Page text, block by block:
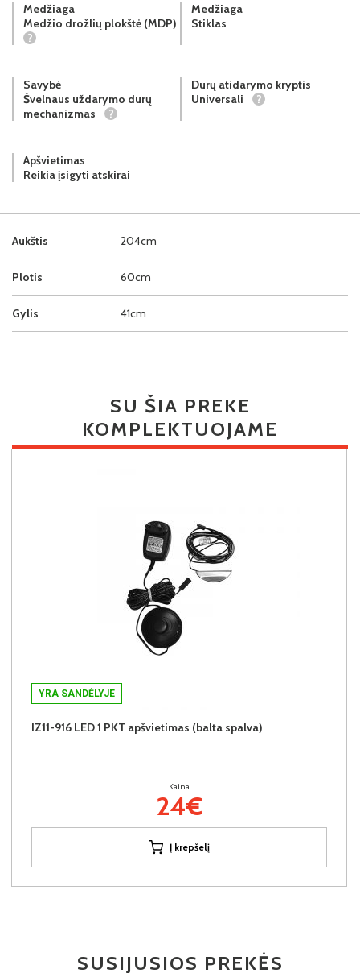
Aukštis 204cm
Plotis 60cm
Gylis 41cm
Medžiaga
Medžio drožlių plokštė (MDP)
?
Medžiaga
Stiklas
Savybė
Švelnaus uždarymo durų
mechanizmas
?
Durų atidarymo kryptis
Universali
?
Apšvietimas
Reikia įsigyti atskirai
SU ŠIA PREKE
KOMPLEKTUOJAME
YRA SANDĖLYJE
IZ11-916 LED 1 PKT apšvietimas (balta spalva)
Kaina:
24€
Į krepšelį
SUSIJUSIOS PREKĖS